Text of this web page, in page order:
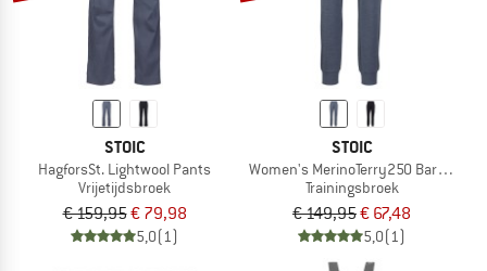
STOIC
HagforsSt. Lightwool Pants
Vrijetijdsbroek
€ 159,95€ 79,98
5,0(1)
STOIC
Women's MerinoTerry250 BaraSt.
Trainingsbroek
€ 149,95€ 67,48
5,0(1)